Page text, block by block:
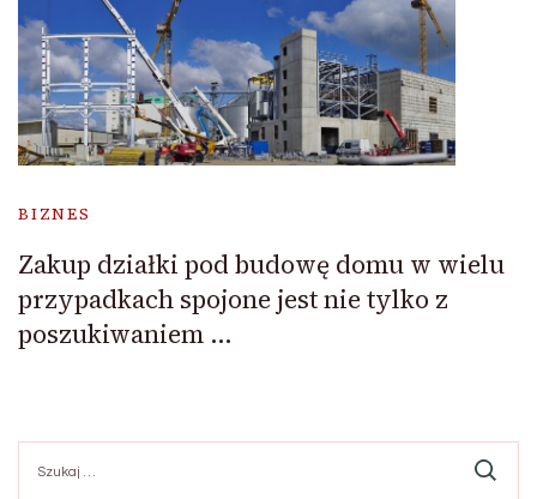
BIZNES
Zakup działki pod budowę domu w wielu
przypadkach spojone jest nie tylko z
poszukiwaniem …